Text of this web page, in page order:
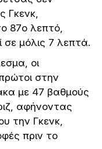
Γκενκ,
87ο λεπτό,
σε μόλις 7 λεπτά.
οι
στην
με 47 βαθμούς
αφήνοντας
την Γκενκ,
πριν το